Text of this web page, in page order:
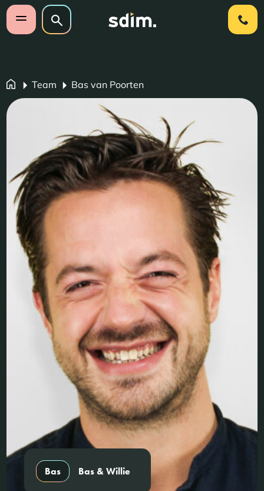
Navigatie overslaan
Open mobiel menu
Zoeken op website
Zoeken
Team Bas van Poorten
Bas Bas & Willie